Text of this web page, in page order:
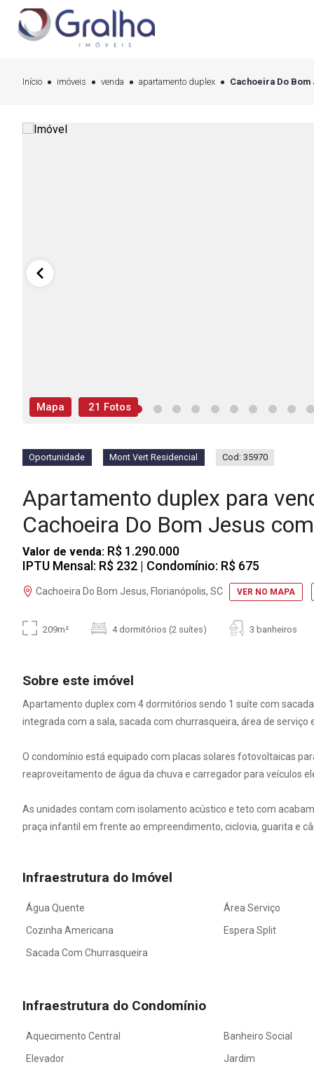
Início imóveis venda apartamento duplex Cachoeira Do
Mapa 21 Fotos
Oportunidade Mont Vert Residencial Cod: 35970
Apartamento duplex para
Cachoeira Do Bom Jesus
Valor de venda: R$ 1.290.000
IPTU Mensal: R$ 232 | Condomínio: R$ 675
Cachoeira Do Bom Jesus, Florianópolis, SC VER NO MAPA
209m² 4 dormitórios (2 suítes) 3 banheiros
Sobre este imóvel
Apartamento duplex com 4 dormitórios sendo 1 suíte com
integrada com a sala, sacada com churrasqueira, área de serviço
O condomínio está equipado com placas solares fotovoltaicas
reaproveitamento de água da chuva e carregador para veículos
As unidades contam com isolamento acústico e teto com
praça infantil em frente ao empreendimento, ciclovia, guarita e
Infraestrutura do Imóvel
Água Quente
Área Serviço
Cozinha Americana
Espera Split
Sacada Com Churrasqueira
Infraestrutura do Condomínio
Aquecimento Central
Banheiro Social
Elevador
Jardim